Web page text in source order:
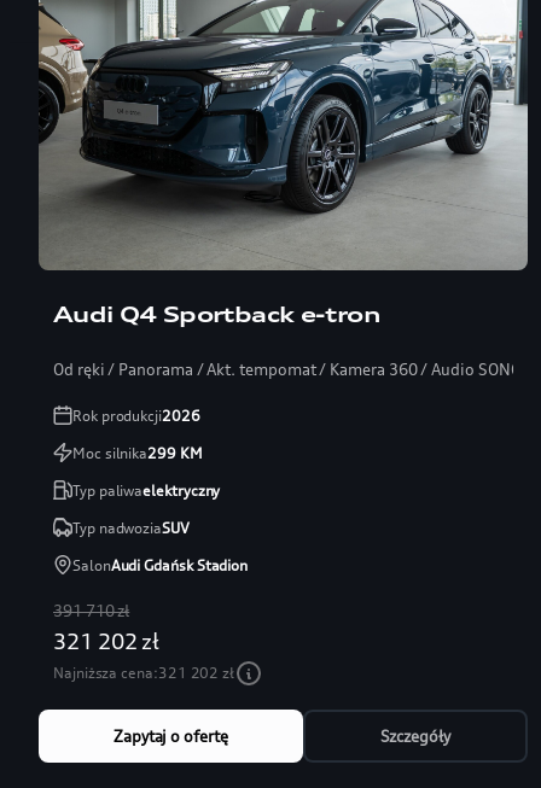
Audi Q4 Sportback e-tron
Od ręki / Panorama / Akt. tempomat / Kamera 360 / Audio SONOS
Rok produkcji2026
Moc silnika299KM
Typ paliwaelektryczny
Typ nadwoziaSUV
SalonAudi Gdańsk Stadion
391 710 zł
321 202 zł
Najniższa cena:321 202 zł
Zapytaj o ofertę Szczegóły